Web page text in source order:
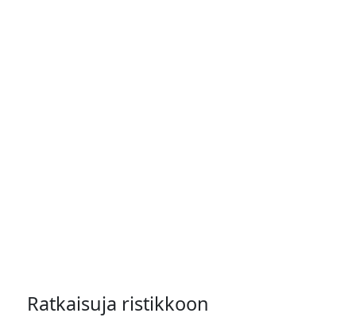
Ratkaisuja ristikkoon